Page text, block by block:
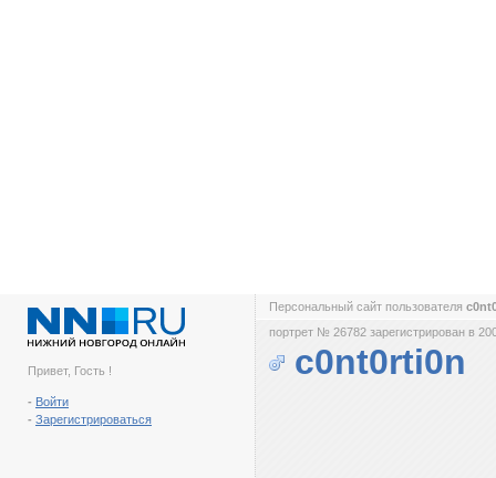
Привет, Гость !
- Войти
- Зарегистрироваться
Персональный сайт пользователя
портрет № 26782 зарегистрирован в
c0nt0rti0n